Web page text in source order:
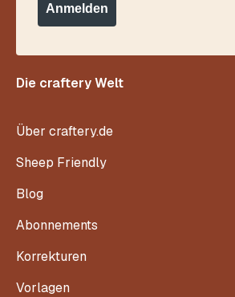
Die craftery Welt
Über craftery.de
Sheep Friendly
Blog
Abonnements
Korrekturen
Vorlagen
Anmelden